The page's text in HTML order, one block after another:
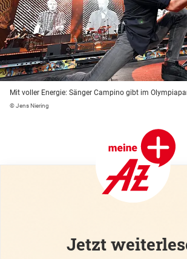
Mit voller Energie: Sänger Campino gibt im
© Jens Niering
Jetzt